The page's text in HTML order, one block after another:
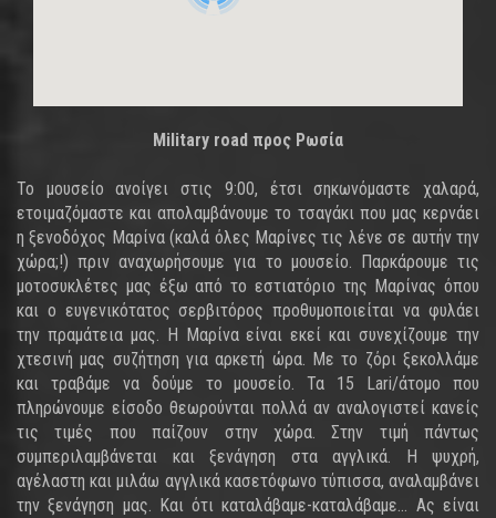
Military road προς Ρωσία
Το μουσείο ανοίγει στις 9:00, έτσι σηκωνόμαστε χαλαρά,
ετοιμαζόμαστε και απολαμβάνουμε το τσαγάκι που μας κερνάει
η ξενοδόχος Μαρίνα (καλά όλες Μαρίνες τις λένε σε αυτήν την
χώρα;!) πριν αναχωρήσουμε για το μουσείο. Παρκάρουμε τις
μοτοσυκλέτες μας έξω από το εστιατόριο της Μαρίνας όπου
και ο ευγενικότατος σερβιτόρος προθυμοποιείται να φυλάει
την πραμάτεια μας. Η Μαρίνα είναι εκεί και συνεχίζουμε την
χτεσινή μας συζήτηση για αρκετή ώρα. Με το ζόρι ξεκολλάμε
και τραβάμε να δούμε το μουσείο. Τα 15 Lari/άτομο που
πληρώνουμε είσοδο θεωρούνται πολλά αν αναλογιστεί κανείς
τις τιμές που παίζουν στην χώρα. Στην τιμή πάντως
συμπεριλαμβάνεται και ξενάγηση στα αγγλικά. Η ψυχρή,
αγέλαστη και μιλάω αγγλικά κασετόφωνο τύπισσα, αναλαμβάνει
την ξενάγηση μας. Και ότι καταλάβαμε-καταλάβαμε… Ας είναι